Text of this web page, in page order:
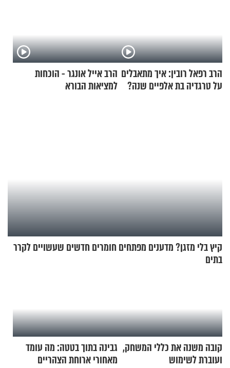
הרב רפאל רובין: איך מתאבלים
על טרגדיה בת אלפיים שנה?
הרב אייל אונגר - הוכחות
למציאות הבורא
קיץ בלי מזגן? מדענים מפתחים חומרים חדשים שעשויים לקרר
בתים
קובה משנה את כללי המשחק,
ועוברת לשימוש
גבינה בתוך בטטה: מה עומד
מאחורי ארוחת הצהריים